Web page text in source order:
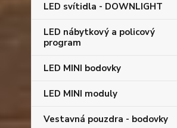
LED svítidla - DOWNLIGHT
LED nábytkový a policový
program
LED MINI bodovky
LED MINI moduly
Vestavná pouzdra - bodovky